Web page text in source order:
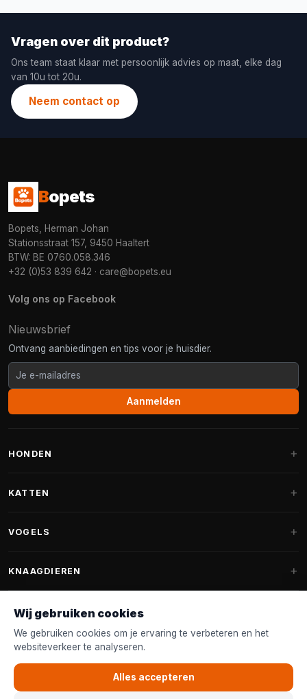
Vragen over dit product?
Ons team staat klaar met persoonlijk advies op maat, elke dag
van 10u tot 20u.
Neem contact op
Bopets
Bopets, Herman Johan
Stationsstraat 157, 9450 Haaltert
BTW: BE 0760.058.346
+32 (0)53 839 642 · care@bopets.eu
Volg ons op Facebook
Nieuwsbrief
Ontvang aanbiedingen en tips voor je huisdier.
Aanmelden
HONDEN
Fantail hondenmanden
Hondenspeelgoed
Halsband & Lijn
Shampoo & Verzorging
KATTEN
Krabpalen voor Maine Coon
Kattenmanden
VOGELS
Vogelvoer binnenvogels
Voederhuisjes
Nestkastjes & Nesting
Tuinvogelvoer
Vogelspeelgoed
KNAAGDIEREN
Knaagdierenvoer
Accessoires
KLANTENSERVICE
Contact & Advies
Wij gebruiken cookies
We gebruiken cookies om je ervaring te verbeteren en het
websiteverkeer te analyseren.
Alles accepteren